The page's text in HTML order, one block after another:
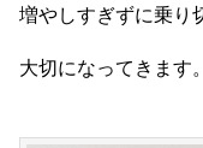
増やしすぎずに乗り
大切になってきます。